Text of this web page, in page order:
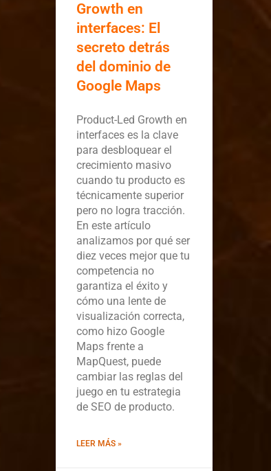
Growth en
interfaces: El
secreto detrás
del dominio de
Google Maps
Product-Led Growth en
interfaces es la clave
para desbloquear el
crecimiento masivo
cuando tu producto es
técnicamente superior
pero no logra tracción.
En este artículo
analizamos por qué ser
diez veces mejor que tu
competencia no
garantiza el éxito y
cómo una lente de
visualización correcta,
como hizo Google
Maps frente a
MapQuest, puede
cambiar las reglas del
juego en tu estrategia
de SEO de producto.
LEER MÁS »